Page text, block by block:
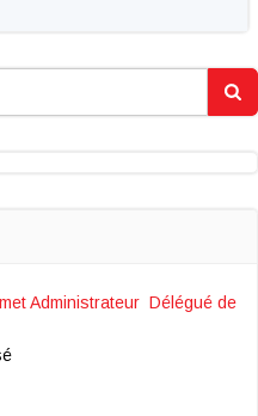
Administrateur Délégué de